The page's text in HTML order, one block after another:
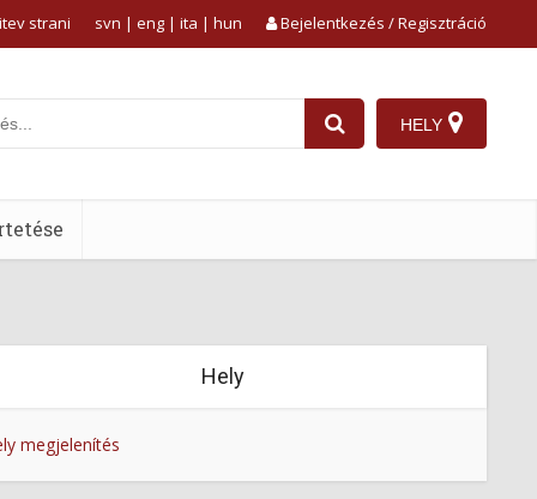
strani Bejelentkezés / Regisztráció
svn | eng | ita | hun
HELY
Hely
megjelenítés